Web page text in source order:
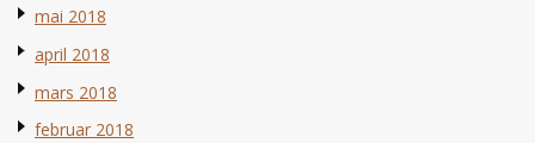
mai 2018
april 2018
mars 2018
februar 2018